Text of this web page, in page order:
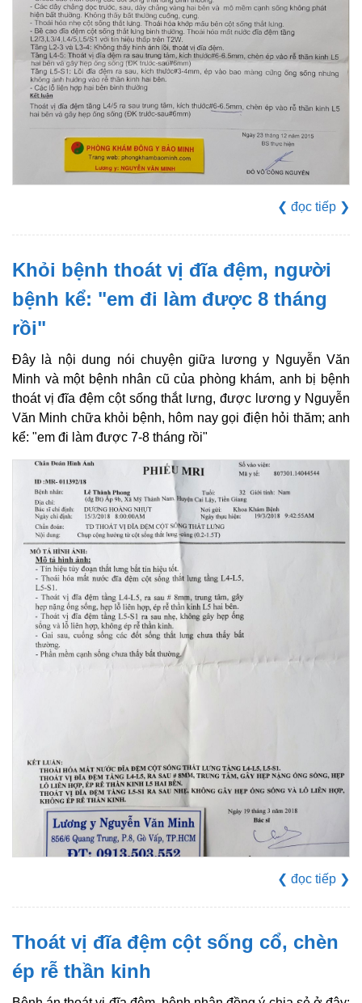
❮ đọc tiếp ❯
Khỏi bệnh thoát vị đĩa đệm, người
bệnh kể: "em đi làm được 8 tháng
rồi"
Đây là nội dung nói chuyện giữa lương y Nguyễn Văn
Minh và một bệnh nhân cũ của phòng khám, anh bị bệnh
thoát vị đĩa đệm cột sống thắt lưng, được lương y Nguyễn
Văn Minh chữa khỏi bệnh, hôm nay gọi điện hỏi thăm; anh
kể: "em đi làm được 7-8 tháng rồi"
❮ đọc tiếp ❯
Thoát vị đĩa đệm cột sống cổ, chèn
ép rễ thần kinh